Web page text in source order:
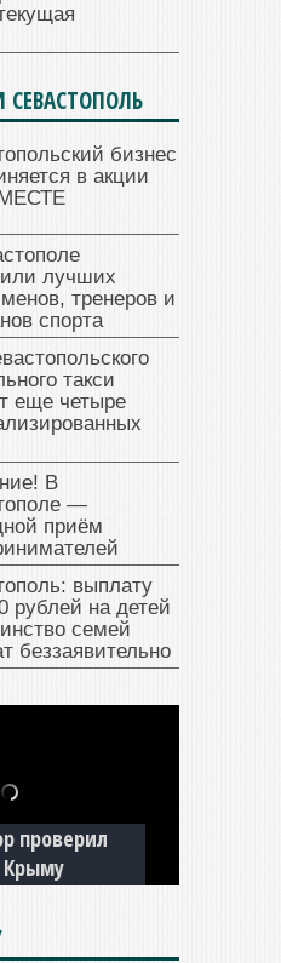
бизнес
в акции
лучших
тренеров и
спорта
такси
еще четыре
В
—
приём
выплату
рублей на детей
семей
беззаявительно
проверил
Крыму
Саки
—
штрафам